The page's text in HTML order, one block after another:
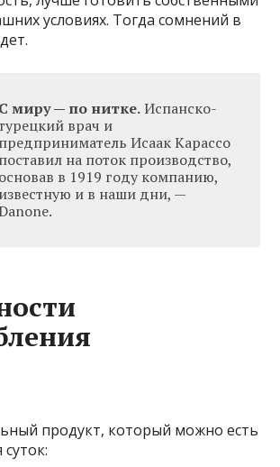
условиях. Тогда сомнений в
С миру — по нитке.Испанско-
врач и
предприниматель Исаак Карассо
поставил на поток производство,
основав в 1919 году компанию,
известную и в наши дни, —
продукт, который можно есть